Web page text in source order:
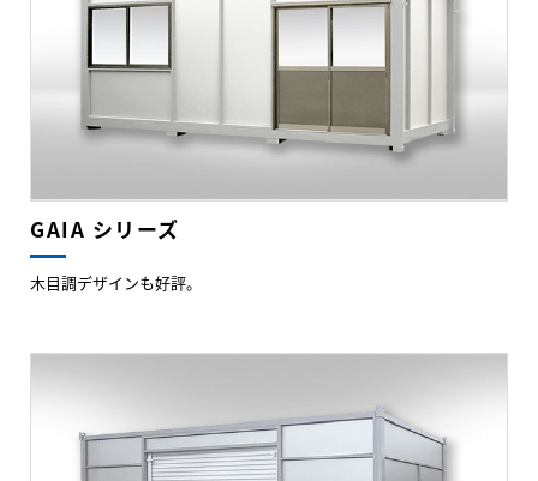
GAIA シリーズ
木目調デザインも好評。